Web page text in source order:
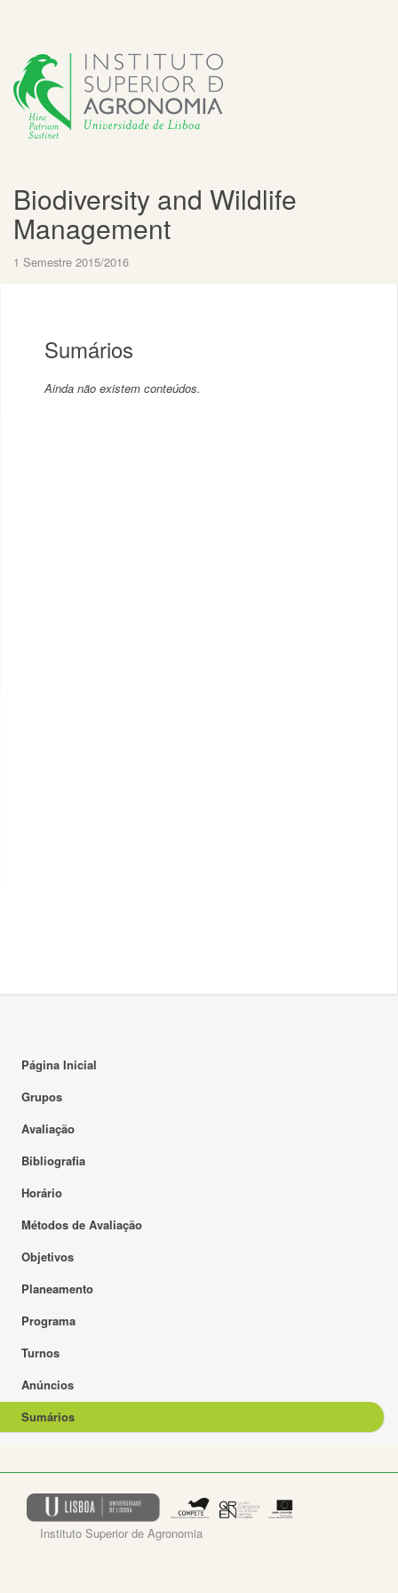
Biodiversity and Wildlife
Management
1 Semestre 2015/2016
Sumários
Ainda não existem conteúdos.
Página Inicial
Grupos
Avaliação
Bibliografia
Horário
Métodos de Avaliação
Objetivos
Planeamento
Programa
Turnos
Anúncios
Sumários
Instituto Superior de Agronomia